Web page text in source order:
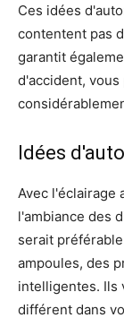
Ces idées
contentent pas
garantit
d'accident,
Idées
Avec l'éclairage
l'ambiance des
serait
ampoules, des
intelligentes. Ils
différent dans